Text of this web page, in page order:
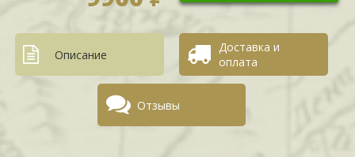
Описание
Доставка и
оплата
Отзывы